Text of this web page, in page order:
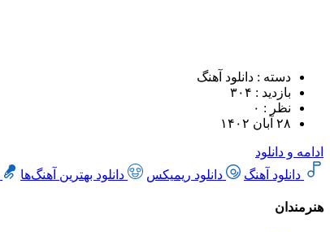
دسته : دانلود آهنگ
بازدید : ۳۰۴
نظر : ۰
۲۸ آبان ۱۴۰۲
ادامه و دانلود
دانلود آهنگ
دانلود ریمیکس دانلود بهترین آهنگ‌ها
هنرمندان